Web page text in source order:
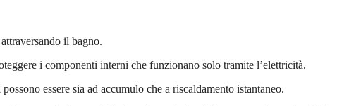
il bagno.
i componenti interni che funzionano solo tramite l’elettricità.
essere sia ad accumulo che a riscaldamento istantaneo.